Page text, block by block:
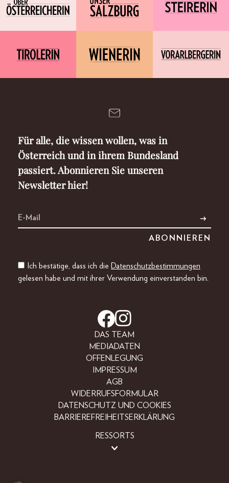
Für alle, die wissen wollen, was in
Österreich und in ihrem Bundesland
passiert. Abonnieren Sie unseren
Newsletter hier!
Ich bestätige, dass ich die Datenschutzbestimmungen
gelesen habe und mit ihrer Verwendung einverstanden bin.
DAS TEAM
MEDIADATEN
OFFENLEGUNG
IMPRESSUM
AGB
WIDERRUFSFORMULAR
DATENSCHUTZ UND COOKIES
BARRIEREFREIHEITSERKLÄRUNG
RESSORTS